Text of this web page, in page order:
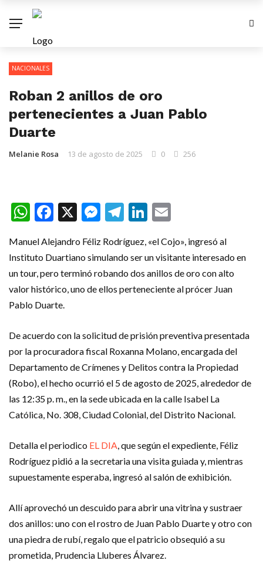
NACIONALES
Roban 2 anillos de oro
pertenecientes a Juan Pablo
Duarte
Melanie Rosa 13 de agosto de 2025 0 256
WhatsApp
Facebook
X Messenger
Telegram
LinkedIn
Manuel Alejandro Féliz Rodríguez, «el Cojo», ingresó al
Instituto Duartiano simulando ser un visitante interesado en
un tour, pero terminó robando dos anillos de oro con alto
valor histórico, uno de ellos perteneciente al prócer Juan
Pablo Duarte.
De acuerdo con la solicitud de prisión preventiva presentada
por la procuradora fiscal Roxanna Molano, encargada del
Departamento de Crímenes y Delitos contra la Propiedad
(Robo), el hecho ocurrió el 5 de agosto de 2025, alrededor de
las 12:35 p. m., en la sede ubicada en la calle Isabel La
Católica, No. 308, Ciudad Colonial, del Distrito Nacional.
Detalla el periodico EL DIA, que según el expediente, Féliz
Rodríguez pidió a la secretaria una visita guiada y, mientras
supuestamente esperaba, ingresó al salón de exhibición.
Allí aprovechó un descuido para abrir una vitrina y sustraer
dos anillos: uno con el rostro de Juan Pablo Duarte y otro con
una piedra de rubí, regalo que el patricio obsequió a su
prometida, Prudencia Lluberes Álvarez.